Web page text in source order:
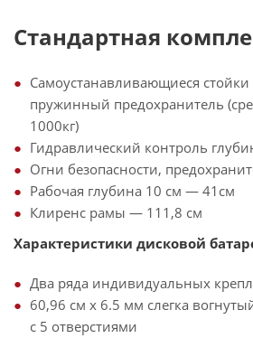
Стандартная
Самоустанавливающиеся
пружинный предохранитель
1000кг)
Гидравлический контроль
Огни безопасности,
Рабочая глубина 10 см — 41см
Клиренс рамы — 111,8 см
Характеристики дисковой
Два ряда индивидуальных
60,96 см x 6.5 мм слегка
с 5 отверстиями